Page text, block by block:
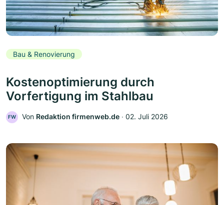
Bau & Renovierung
Kostenoptimierung durch
Vorfertigung im Stahlbau
FW Von Redaktion firmenweb.de ‧ 02. Juli 2026